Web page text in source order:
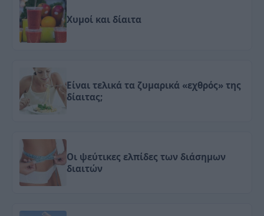
Χυμοί και δίαιτα
Είναι τελικά τα ζυμαρικά «εχθρός» της
δίαιτας;
Οι ψεύτικες ελπίδες των διάσημων
διαιτών